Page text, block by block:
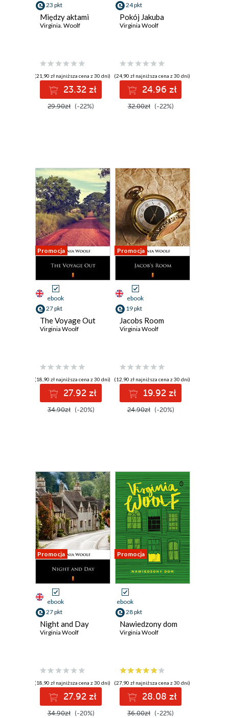
23 pkt
Między aktami
Virginia. Woolf
(21,90 zł najniższa cena z 30 dni)
23.32 zł
29.90zł (-22%)
24 pkt
Pokój Jakuba
Virginia Woolf
(24,90 zł najniższa cena z 30 dni)
24.96 zł
32.00zł (-22%)
Promocja
ebook
27 pkt
The Voyage Out
Virginia Woolf
(18,90 zł najniższa cena z 30 dni)
27.92 zł
34.90zł (-20%)
Promocja
ebook
19 pkt
Jacobs Room
Virginia Woolf
(12,90 zł najniższa cena z 30 dni)
19.92 zł
24.90zł (-20%)
Promocja
ebook
27 pkt
Night and Day
Virginia Woolf
(18,90 zł najniższa cena z 30 dni)
27.92 zł
34.90zł (-20%)
Promocja
ebook
28 pkt
Nawiedzony dom
Virginia Woolf
(27,90 zł najniższa cena z 30 dni)
28.08 zł
36.00zł (-22%)